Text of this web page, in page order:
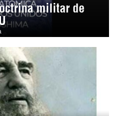
militar de